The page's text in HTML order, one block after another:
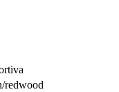
redwood